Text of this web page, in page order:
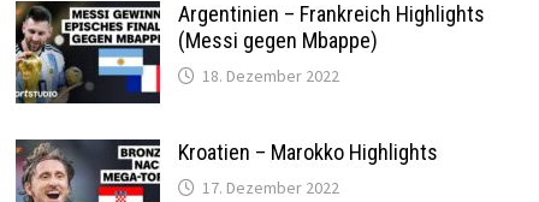
Argentinien – Frankreich Highlights
(Messi gegen Mbappe)
18. Dezember 2022
Kroatien – Marokko Highlights
17. Dezember 2022